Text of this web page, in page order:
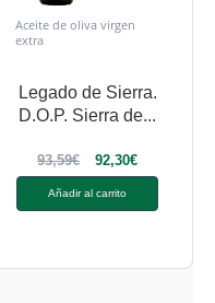
Aceite de oliva virgen
extra
Legado de Sierra.
D.O.P. Sierra de...
93,59€ 92,30€
Añadir al carrito